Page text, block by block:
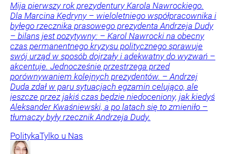
Mija pierwszy rok prezydentury Karola Nawrockiego.
Dla Marcina Kędryny – wieloletniego współpracownika i
byłego rzecznika prasowego prezydenta Andrzeja Dudy
– bilans jest pozytywny: – Karol Nawrocki na obecny
czas permanentnego kryzysu politycznego sprawuje
swój urząd w sposób dojrzały i adekwatny do wyzwań –
akcentuje. Jednocześnie przestrzega przed
porównywaniem kolejnych prezydentów. – Andrzej
Duda zdał w paru sytuacjach egzamin celująco, ale
jeszcze przez jakiś czas będzie niedoceniony, jak kiedyś
Aleksander Kwaśniewski, a po latach się to zmieniło –
tłumaczy były rzecznik Andrzeja Dudy.
PolitykaTylko u Nas